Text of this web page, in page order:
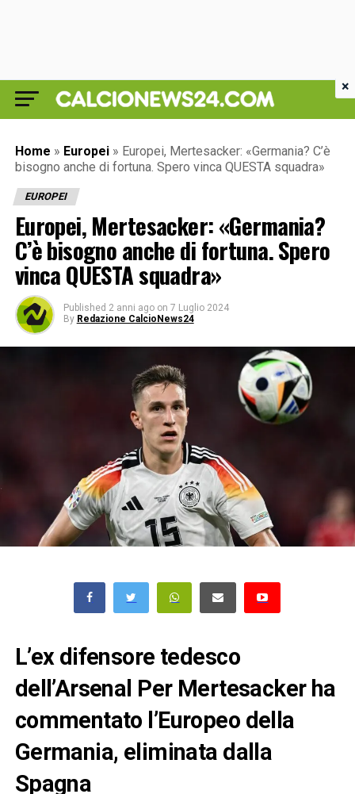
Home » Europei » Europei, Mertesacker: «Germania? C’è
bisogno anche di fortuna. Spero vinca QUESTA squadra»
EUROPEI
Europei, Mertesacker: «Germania?
C’è bisogno anche di fortuna. Spero
vinca QUESTA squadra»
Published 2 anni ago on 7 Luglio 2024
By Redazione CalcioNews24
L’ex difensore tedesco
dell’Arsenal Per Mertesacker ha
commentato l’Europeo della
Germania, eliminata dalla
Spagna
×